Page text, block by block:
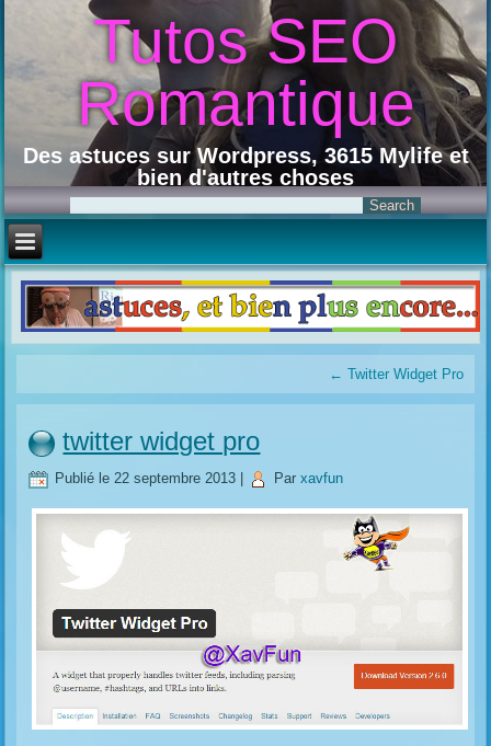
Tutos SEO
Romantique
Des astuces sur Wordpress, 3615 Mylife et
bien d'autres choses
← Twitter Widget Pro
twitter widget pro
Publié le 22 septembre 2013 Par xavfun